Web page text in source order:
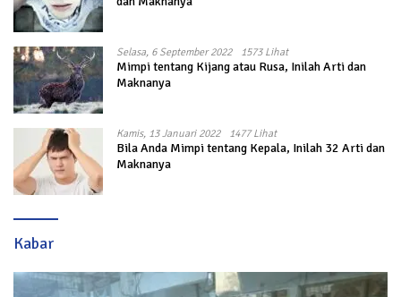
Selasa, 6 September 2022 1573 Lihat
Mimpi tentang Kijang atau Rusa, Inilah Arti dan
Maknanya
Kamis, 13 Januari 2022 1477 Lihat
Bila Anda Mimpi tentang Kepala, Inilah 32 Arti dan
Maknanya
Kabar